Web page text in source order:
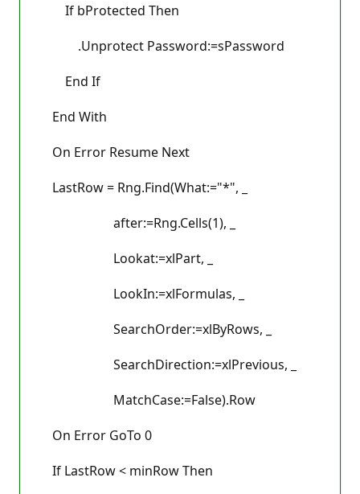
If bProtected Then
.Unprotect Password:=sPassword
End If
End With
On Error Resume Next
LastRow = Rng.Find(What:="*", _
after:=Rng.Cells(1), _
Lookat:=xlPart, _
LookIn:=xlFormulas, _
SearchOrder:=xlByRows, _
SearchDirection:=xlPrevious, _
MatchCase:=False).Row
On Error GoTo 0
If LastRow < minRow Then